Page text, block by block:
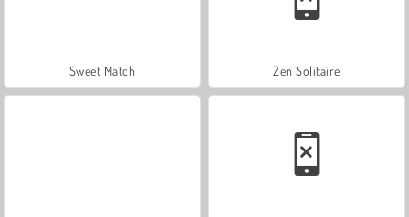
Sweet Match Zen Solitaire